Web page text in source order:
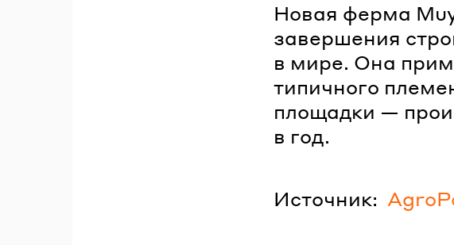
Новая ферма
завершения
в мире. Она
типичного
площадки —
в год.
Источник: